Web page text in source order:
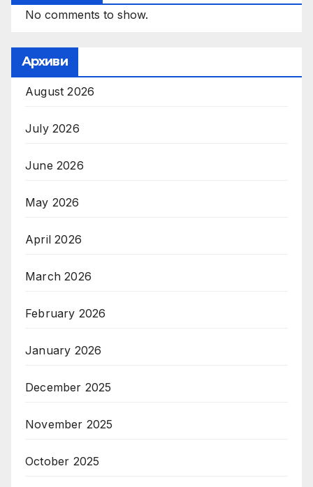
No comments to show.
Архиви
August 2026
July 2026
June 2026
May 2026
April 2026
March 2026
February 2026
January 2026
December 2025
November 2025
October 2025